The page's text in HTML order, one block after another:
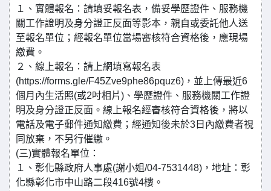
１、實體報名：請填妥報名表，備妥學歷證件、服務機
關工作證明及身分證正反面等影本，親自或委託他人送
至報名單位；經報名單位當場審核符合資格後，應現場
繳費。
２、線上報名：請上網填寫報名表
(https://forms.gle/F45Zve9phe86pquz6)，並上傳最近6
個月內生活照(或2吋相片)、學歷證件、服務機關工作證
明及身分證正反面。線上報名經審核符合資格後，將以
電話及電子郵件通知繳費；經通知後未於3日內繳費者視
同放棄，不另行催繳。
(三)實體報名單位：
１、彰化縣政府人事處(謝小姐/04-7531448)，地址：彰
化縣彰化市中山路二段416號4樓。